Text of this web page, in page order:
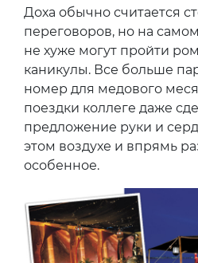
Доха обычно считается
переговоров, но на
не хуже могут пройти
каникулы. Все больше
номер для медового
поездки коллеге даже
предложение руки и
этом воздухе и впрямь
особенное.